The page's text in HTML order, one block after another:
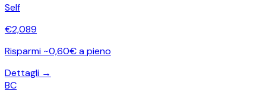
Self
€2,089
Risparmi ~0,60€ a pieno
Dettagli →
BC